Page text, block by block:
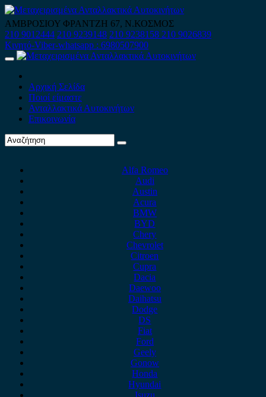
Skip
to
content
ΑΜΒΡΟΣΙΟΥ ΦΡΑΝΤΖΗ 67, Ν.ΚΟΣΜΟΣ
210 9012444 210 9239148 210 9238158 210 9026839
Κινητό-Viber-whatsapp : 6980507900
Primary
Αρχική Σελίδα
Ποιοί είμαστε
Ανταλλακτικά Αυτοκινήτων
Επικοινωνία
Alfa Romeo
Audi
Austin
Acura
BMW
BYD
Chery
Chevrolet
Citroen
Cupra
Dacia
Daewoo
Daihatsu
Dodge
DS
Fiat
Ford
Geely
Gonow
Honda
Hyundai
Isuzu